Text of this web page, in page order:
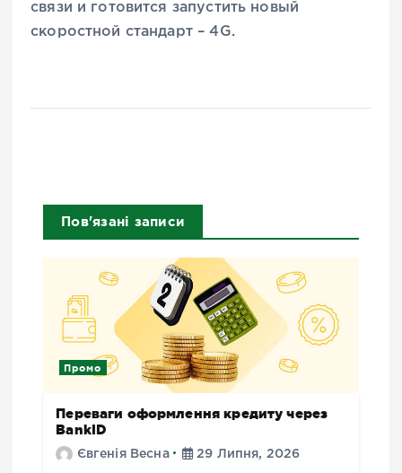
связи и готовится запустить новый
скоростной стандарт – 4G.
Пов'язані записи
Промо
Переваги оформлення кредиту через
BankID
Євгенія Весна 29 Липня, 2026